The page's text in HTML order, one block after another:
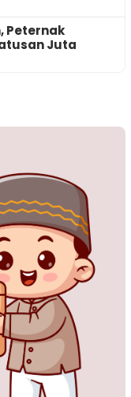
Peternak
Juta